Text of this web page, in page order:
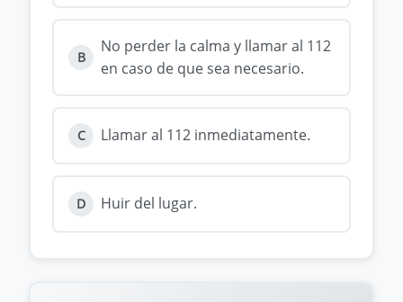
B
No perder la calma y llamar al 112
en caso de que sea necesario.
C Llamar al 112 inmediatamente.
D Huir del lugar.